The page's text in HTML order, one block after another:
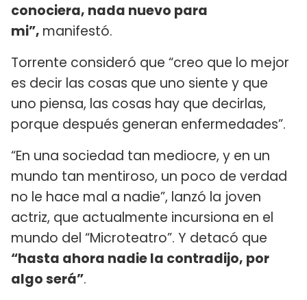
conociera, nada nuevo para
mi”, manifestó.
Torrente consideró que “creo que lo mejor
es decir las cosas que uno siente y que
uno piensa, las cosas hay que decirlas,
porque después generan enfermedades”.
“En una sociedad tan mediocre, y en un
mundo tan mentiroso, un poco de verdad
no le hace mal a nadie”, lanzó la joven
actriz, que actualmente incursiona en el
mundo del “Microteatro”. Y detacó que
“hasta ahora nadie la contradijo, por
algo será”.